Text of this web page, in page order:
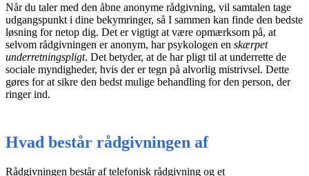
Når du taler med den åbne anonyme rådgivning, vil samtalen tage
udgangspunkt i dine bekymringer, så I sammen kan finde den bedste
løsning for netop dig. Det er vigtigt at være opmærksom på, at
selvom rådgivningen er anonym, har psykologen en skærpet
underretningspligt. Det betyder, at de har pligt til at underrette de
sociale myndigheder, hvis der er tegn på alvorlig mistrivsel. Dette
gøres for at sikre den bedst mulige behandling for den person, der
ringer ind.
Hvad består rådgivningen af
Rådgivningen består af telefonisk rådgivning og et